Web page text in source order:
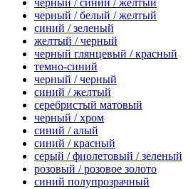
черный / синий / желтый
черный / белый / желтый
синий / зеленый
желтый / черный
черный глянцевый / красный
темно-синий
черный / черный
синий / желтый
серебристый матовый
черный / хром
синий / алый
синий / красный
серый / фиолетовый / зеленый
розовый / розовое золото
синий полупрозрачный